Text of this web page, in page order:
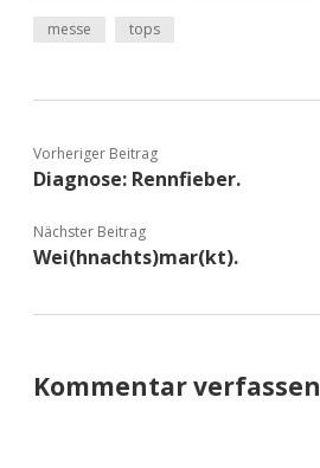
messe tops
Vorheriger Beitrag
Diagnose: Rennfieber.
Nächster Beitrag
Wei(hnachts)mar(kt).
Kommentar verfassen